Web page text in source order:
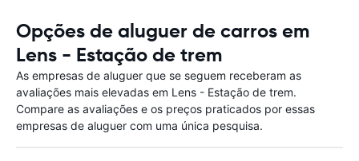
Opções de aluguer de carros em
Lens - Estação de trem
As empresas de aluguer que se seguem receberam as
avaliações mais elevadas em Lens - Estação de trem.
Compare as avaliações e os preços praticados por essas
empresas de aluguer com uma única pesquisa.